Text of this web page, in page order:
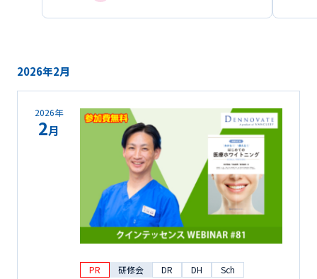
2026年2月
2026年
2月
PR 研修会 DR DH Sch